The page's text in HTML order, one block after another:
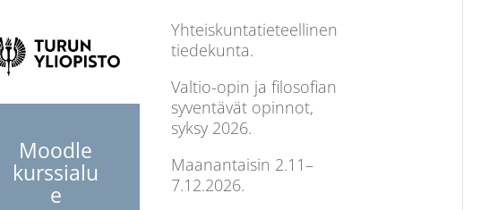
Moodle
kurssialu
e
Yhteiskuntatieteellinen
tiedekunta.
Valtio-opin ja filosofian
syventävät opinnot,
syksy 2026.
Maanantaisin 2.11–
7.12.2026.